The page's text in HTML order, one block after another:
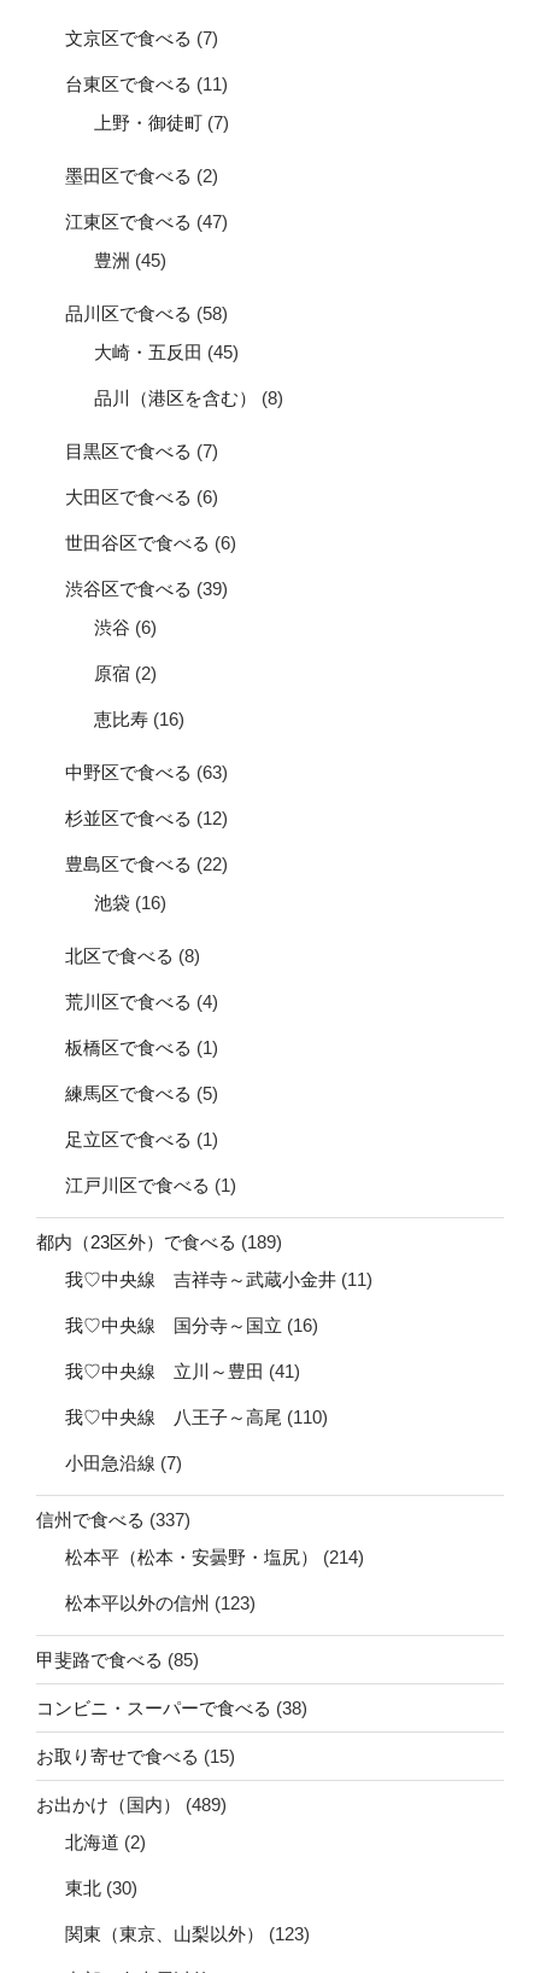
文京区で食べる (7)
台東区で食べる (11)
上野・御徒町 (7)
墨田区で食べる (2)
江東区で食べる (47)
豊洲 (45)
品川区で食べる (58)
大崎・五反田 (45)
品川（港区を含む） (8)
目黒区で食べる (7)
大田区で食べる (6)
世田谷区で食べる (6)
渋谷区で食べる (39)
渋谷 (6)
原宿 (2)
恵比寿 (16)
中野区で食べる (63)
杉並区で食べる (12)
豊島区で食べる (22)
池袋 (16)
北区で食べる (8)
荒川区で食べる (4)
板橋区で食べる (1)
練馬区で食べる (5)
足立区で食べる (1)
江戸川区で食べる (1)
都内（23区外）で食べる (189)
我♡中央線 吉祥寺～武蔵小金井 (11)
我♡中央線 国分寺～国立 (16)
我♡中央線 立川～豊田 (41)
我♡中央線 八王子～高尾 (110)
小田急沿線 (7)
信州で食べる (337)
松本平（松本・安曇野・塩尻）
(214)
松本平以外の信州 (123)
甲斐路で食べる (85)
コンビニ・スーパーで食べる (38)
お取り寄せで食べる (15)
お出かけ（国内）
(489)
北海道 (2)
東北 (30)
関東（東京、山梨以外） (123)